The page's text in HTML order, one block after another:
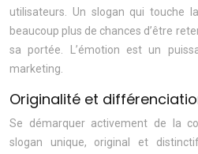
utilisateurs. Un slogan qui touche
beaucoup plus de chances d’être
sa portée. L’émotion est un
marketing.
Originalité et
Se démarquer activement de la
slogan unique, original et